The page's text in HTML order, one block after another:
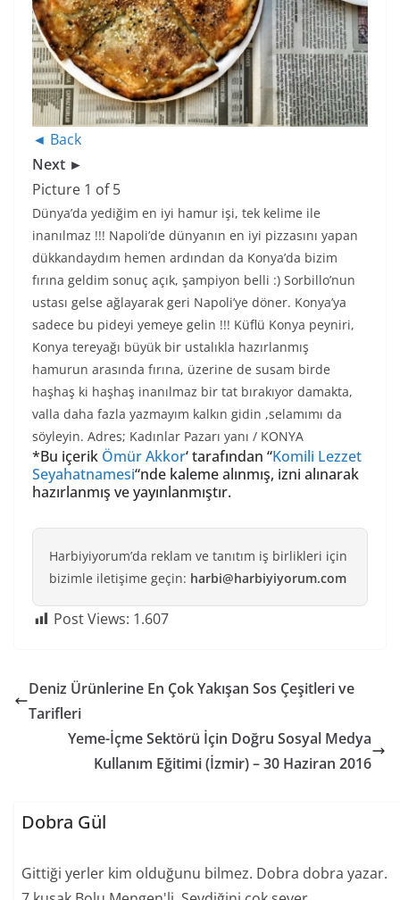
◄ Back
Next ►
Picture 1 of 5
Dünya’da yediğim en iyi hamur işi, tek kelime ile
inanılmaz !!! Napoli’de dünyanın en iyi pizzasını yapan
dükkandaydım hemen ardından da Konya’da bizim
fırına geldim sonuç açık, şampiyon belli :) Sorbillo’nun
ustası gelse ağlayarak geri Napoli’ye döner. Konya’ya
sadece bu pideyi yemeye gelin !!! Küflü Konya peyniri,
Konya tereyağı büyük bir ustalıkla hazırlanmış
hamurun arasında fırına, üzerine de susam birde
haşhaş ki haşhaş inanılmaz bir tat bırakıyor damakta,
valla daha fazla yazmayım kalkın gidin ,selamımı da
söyleyin. Adres; Kadınlar Pazarı yanı / KONYA
*Bu içerik Ömür Akkor‘ tarafından “Komili Lezzet
Seyahatnamesi“nde kaleme alınmış, izni alınarak
hazırlanmış ve yayınlanmıştır.
Harbiyiyorum’da reklam ve tanıtım iş birlikleri için
bizimle iletişime geçin: harbi@harbiyiyorum.com
Post Views: 1.607
Deniz Ürünlerine En Çok Yakışan Sos Çeşitleri ve
Tarifleri
Yeme-İçme Sektörü İçin Doğru Sosyal Medya
Kullanım Eğitimi (İzmir) – 30 Haziran 2016
Dobra Gül
Gittiği yerler kim olduğunu bilmez. Dobra dobra yazar.